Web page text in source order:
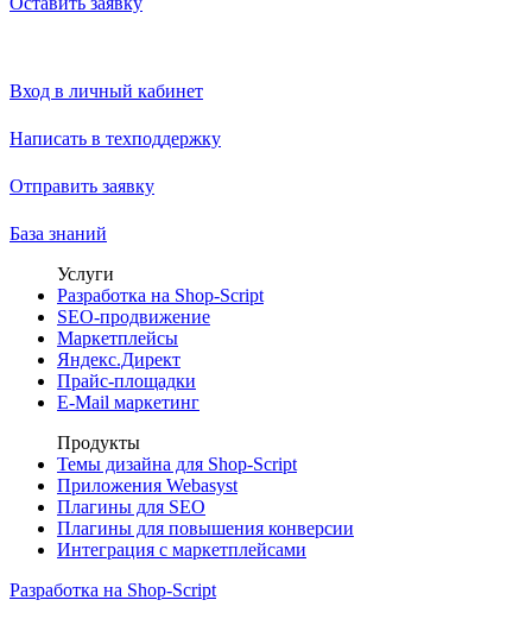
Вход в личный кабинет
Написать в техподдержку
Отправить заявку
База знаний
Услуги
Разработка на Shop-Script
SEO-продвижение
Маркетплейсы
Яндекс.Директ
Прайс-площадки
E-Mail маркетинг
Продукты
Темы дизайна для Shop-Script
Приложения Webasyst
Плагины для SEO
Плагины для повышения конверсии
Интеграция с маркетплейсами
Разработка на Shop-Script